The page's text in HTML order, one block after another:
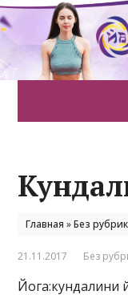
Главная »Без
21.11.2017 Без
Йога:кундалини